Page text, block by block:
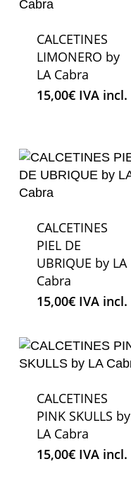
CALCETINES
LIMONERO by
LA Cabra
15,00€ IVA incl.
CALCETINES
PIEL DE
UBRIQUE by LA
Cabra
15,00€ IVA incl.
CALCETINES
PINK SKULLS by
LA Cabra
15,00€ IVA incl.